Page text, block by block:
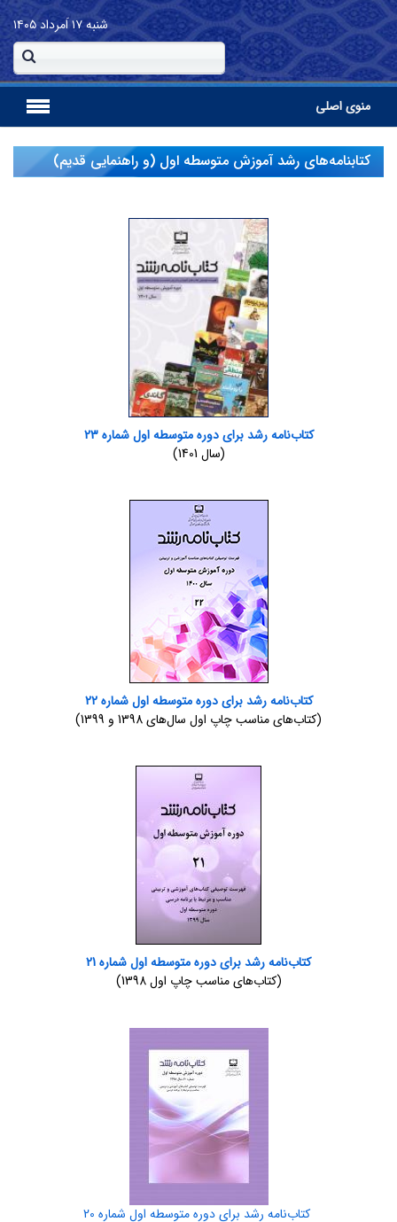
شنبه۱۷ اَمرداد ۱۴۰۵
منوی اصلی
کتاب‏نامه‌‏های رشد آموزش متوسطه اول (و راهنمایی قدیم)
کتاب‌نامه رشد برای دوره متوسطه اول شماره 23
‌(سال 1401)
کتاب‌نامه رشد برای دوره متوسطه اول شماره 22
‌(کتاب‌های مناسب چاپ اول سال‌های 1398 و 1399)
کتاب‌نامه رشد برای دوره متوسطه اول شماره 21
(کتاب‌های مناسب چاپ اول 1398)
کتاب‌نامه رشد برای دوره متوسطه اول شماره 20